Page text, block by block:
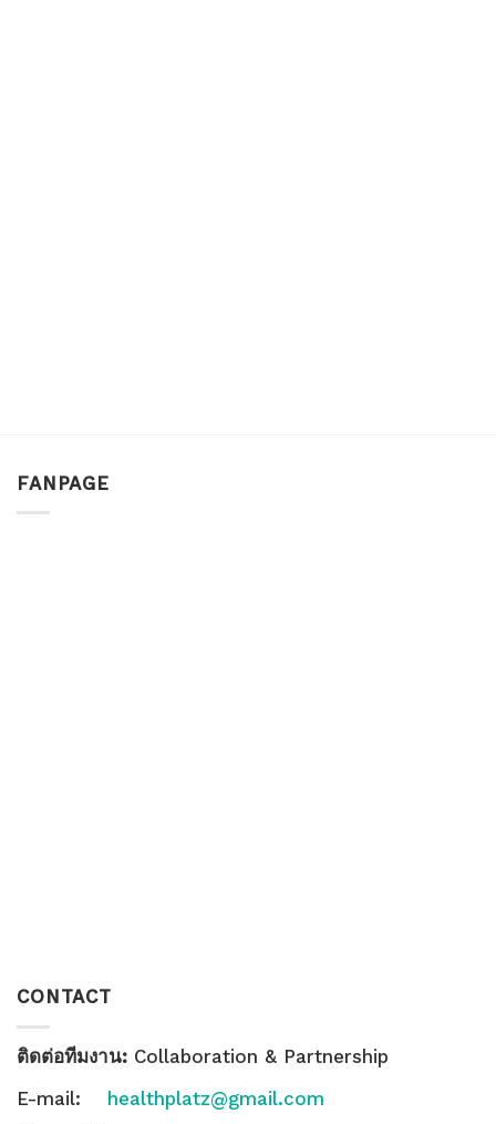
FANPAGE
CONTACT
ติดต่อทีมงาน: Collaboration & Partnership
E-mail: healthplatz@gmail.com